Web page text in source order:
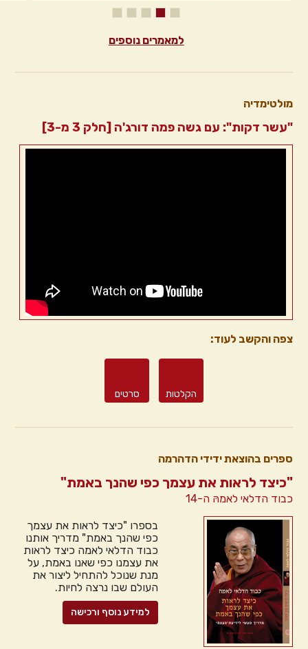
למאמרים נוספים
מולטימדיה
"עשר דקות": עם גשה פמה דורג'ה [חלק 3 מ-3]
צפה והקשב לעוד:
הקלטות סרטים
ספרים בהוצאת ידידי הדהרמה
"כיצד לראות את עצמך כפי שהנך באמת"
כבוד הדלאי לאמהּ ה-14
בספרו "כיצד לראות את עצמך
כפי שהנך באמת" מדריך אותנו
כבוד הדלאי לאמה כיצד לראות
את עצמנו כפי שאנו באמת, על
מנת שנוכל להתחיל ליצור את
העולם שבו נרצה לחיות.
למידע נוסף ורכישה